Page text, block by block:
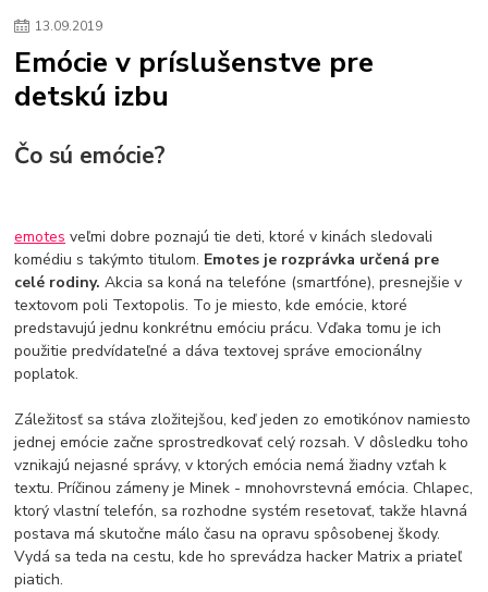
Plyšový macovia
Lego Star Wars
Darčeky na Vianoce 2019
Vianočný darček pre dievča do 20€
Detské postele
L.O.L. Surprise bábiky
L.O.L. Surprise zberateľské figúrky
L.O.L. OMG L.O.L. OMG Bábiky
13.09.2019
Emócie v príslušenstve pre
detskú izbu
Čo sú emócie?
emotes veľmi dobre poznajú tie deti, ktoré v kinách sledovali
komédiu s takýmto titulom. Emotes je rozprávka určená pre
celé rodiny.Akcia sa koná na telefóne (smartfóne), presnejšie v
textovom poli Textopolis. To je miesto, kde emócie, ktoré
predstavujú jednu konkrétnu emóciu prácu. Vďaka tomu je ich
použitie predvídateľné a dáva textovej správe emocionálny
poplatok.
Záležitosť sa stáva zložitejšou, keď jeden zo emotikónov namiesto
jednej emócie začne sprostredkovať celý rozsah. V dôsledku toho
vznikajú nejasné správy, v ktorých emócia nemá žiadny vzťah k
textu. Príčinou zámeny je Minek - mnohovrstevná emócia. Chlapec,
ktorý vlastní telefón, sa rozhodne systém resetovať, takže hlavná
postava má skutočne málo času na opravu spôsobenej škody.
Vydá sa teda na cestu, kde ho sprevádza hacker Matrix a priateľ
piatich.